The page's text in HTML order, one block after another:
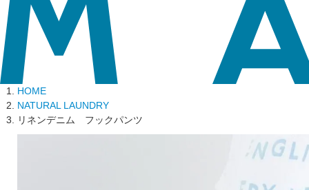
HOME
NATURAL LAUNDRY
リネンデニム フックパンツ